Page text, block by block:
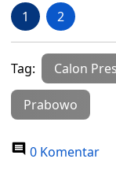
1 2
Tag: Calon
Prabowo
0 Komentar